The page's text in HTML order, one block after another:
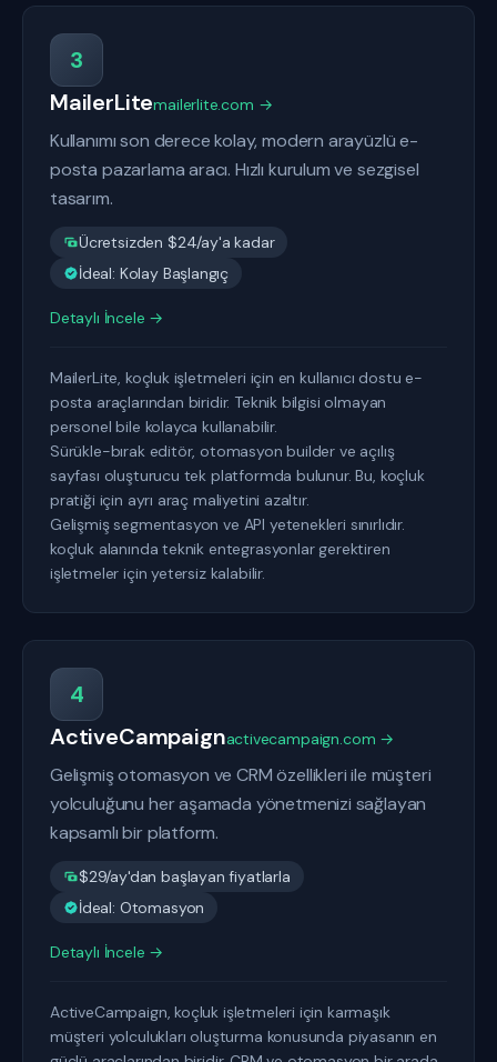
3
MailerLitemailerlite.com →
Kullanımı son derece kolay, modern arayüzlü e-
posta pazarlama aracı. Hızlı kurulum ve sezgisel
tasarım.
Ücretsizden $24/ay'a kadar
İdeal: Kolay Başlangıç
Detaylı İncele →
MailerLite, koçluk işletmeleri için en kullanıcı dostu e-
posta araçlarından biridir. Teknik bilgisi olmayan
personel bile kolayca kullanabilir.
Sürükle-bırak editör, otomasyon builder ve açılış
sayfası oluşturucu tek platformda bulunur. Bu, koçluk
pratiği için ayrı araç maliyetini azaltır.
Gelişmiş segmentasyon ve API yetenekleri sınırlıdır.
koçluk alanında teknik entegrasyonlar gerektiren
işletmeler için yetersiz kalabilir.
4
ActiveCampaignactivecampaign.com →
Gelişmiş otomasyon ve CRM özellikleri ile müşteri
yolculuğunu her aşamada yönetmenizi sağlayan
kapsamlı bir platform.
$29/ay'dan başlayan fiyatlarla
İdeal: Otomasyon
Detaylı İncele →
ActiveCampaign, koçluk işletmeleri için karmaşık
müşteri yolculukları oluşturma konusunda piyasanın en